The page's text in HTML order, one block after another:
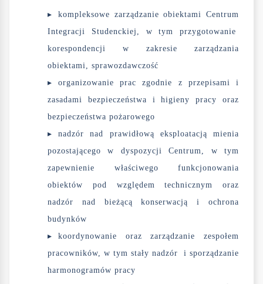
kompleksowe zarządzanie obiektami Centrum
Integracji Studenckiej, w tym przygotowanie
korespondencji w zakresie zarządzania
obiektami, sprawozdawczość
organizowanie prac zgodnie z przepisami i
zasadami bezpieczeństwa i higieny pracy oraz
bezpieczeństwa pożarowego
nadzór nad prawidłową eksploatacją mienia
pozostającego w dyspozycji Centrum, w tym
zapewnienie właściwego funkcjonowania
obiektów pod względem technicznym oraz
nadzór nad bieżącą konserwacją i ochrona
budynków
koordynowanie oraz zarządzanie zespołem
pracowników, w tym stały nadzór i sporządzanie
harmonogramów pracy